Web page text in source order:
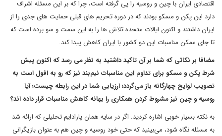
اقتصادی ایران با چین و روسیه را پی گرفته است، چرا که بر این مسئله اشراف
دارد این پکن و مسکو بودند که در دوره تحریم های قبلی حمایت های جدی را از
ایران داشتند و اکنون ایالات متحده تلاش ها را به این سمت و سو برده‌ است که
تا جای ممکن مناسبات این دو کشور با ایران کاهش پیدا کند.
مضافا بر نکاتی که شما بر آن تاکید داشتید به نظر می رسد که اکنون پیش
شرط پکن و مسکو برای تداوم این مناسبات نیم‌بند نیز که رو به افول است به
تصویب لوایح چهارگانه باز می‌گردد؛ ارزیابی شما در این رابطه چیست؛ آیا
روسیه و چین نیز مشروط کردن همکاری را بهانه کاهش مناسبات قرار داده اند؟
به نکته بسیار خوبی اشاره کردید. اگر در سایه همان پارادایم تحلیلی که ارائه شد
به مسئله نگاه شود، می‌بینید که حتی خود روسیه و چین هم به عنوان بازیگرانی